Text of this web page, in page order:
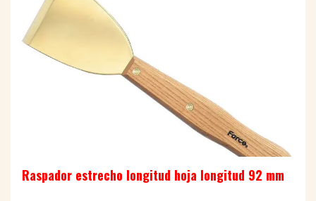
Raspador estrecho longitud hoja longitud 92 mm